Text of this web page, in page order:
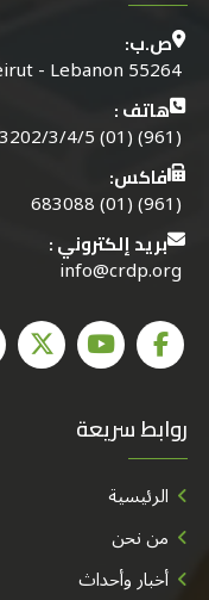
ص.ب:
55264 Dekwaneh - Beirut - Lebanon
هاتف :
(961) (01) 683202/3/4/5
فاكس:
(961) (01) 683088
بريد إلكتروني :
info@crdp.org
روابط سريعة
الرئيسية
من نحن
أخبار وأحداث